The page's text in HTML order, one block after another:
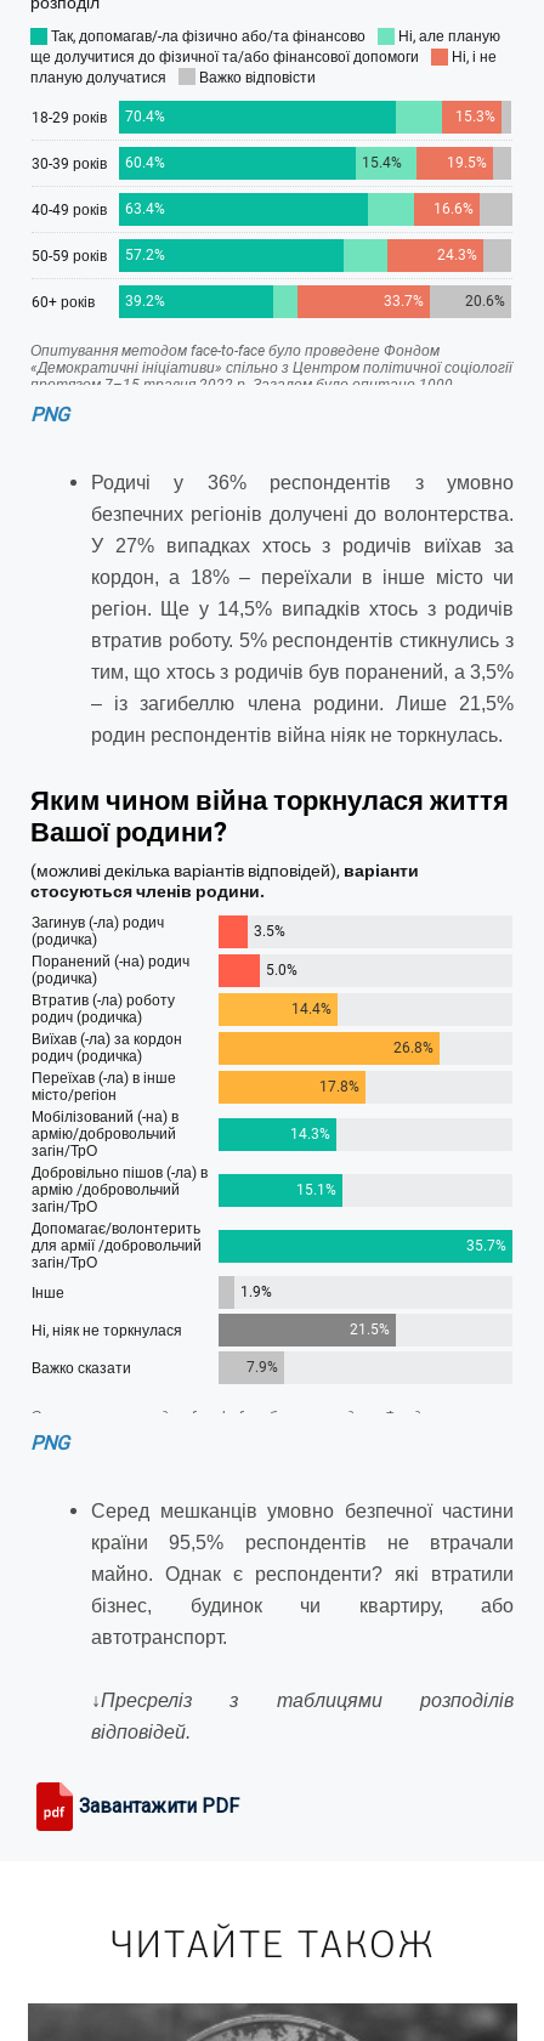
PNG
Родичі у 36% респондентів з умовно
безпечних регіонів долучені до волонтерства.
У 27% випадках хтось з родичів виїхав за
кордон, а 18% – переїхали в інше місто чи
регіон. Ще у 14,5% випадків хтось з родичів
втратив роботу. 5% респондентів стикнулись з
тим, що хтось з родичів був поранений, а 3,5%
– із загибеллю члена родини. Лише 21,5%
родин респондентів війна ніяк не торкнулась.
PNG
Серед мешканців умовно безпечної частини
країни 95,5% респондентів не втрачали
майно. Однак є респонденти? які втратили
бізнес, будинок чи квартиру, або
автотранспорт.
↓Пресреліз з таблицями розподілів
відповідей.
Завантажити PDF
ЧИТАЙТЕ ТАКОЖ